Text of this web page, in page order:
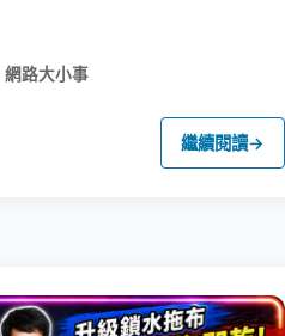
網路大小事
繼續閱讀→